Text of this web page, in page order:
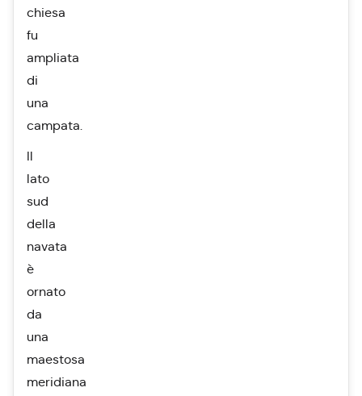
chiesa
fu
ampliata
di
una
campata.
Il
lato
sud
della
navata
è
ornato
da
una
maestosa
meridiana